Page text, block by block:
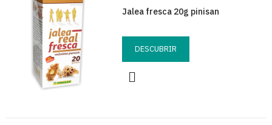
Jalea fresca 20g pinisan
DESCUBRIR